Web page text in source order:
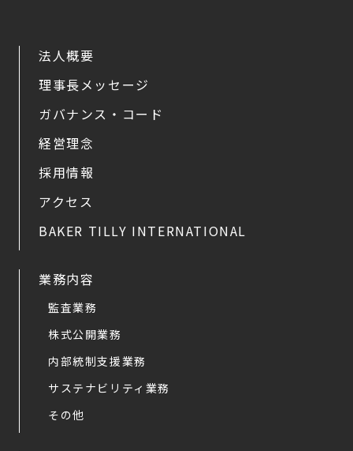
法人概要
理事長メッセージ
ガバナンス・コード
経営理念
採用情報
アクセス
BAKER TILLY INTERNATIONAL
業務内容
監査業務
株式公開業務
内部統制支援業務
サステナビリティ業務
その他